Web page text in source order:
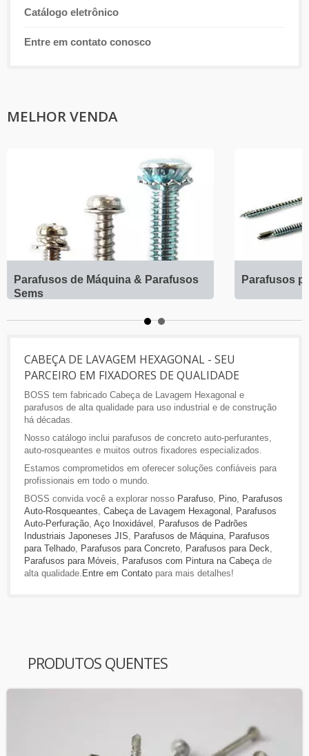
Catálogo eletrônico
Entre em contato conosco
MELHOR VENDA
Parafusos de Máquina & Parafusos
Sems
Parafusos
CABEÇA DE LAVAGEM HEXAGONAL - SEU
PARCEIRO EM FIXADORES DE QUALIDADE
BOSS tem fabricado Cabeça de Lavagem Hexagonal e
parafusos de alta qualidade para uso industrial e de construção
há décadas.
Nosso catálogo inclui parafusos de concreto auto-perfurantes,
auto-rosqueantes e muitos outros fixadores especializados.
Estamos comprometidos em oferecer soluções confiáveis para
profissionais em todo o mundo.
BOSS convida você a explorar nosso Parafuso Pino
Parafusos
Auto-Rosqueantes Cabeça de Lavagem Hexagonal
Parafusos
Auto-Perfuração Aço Inoxidável
Parafusos de Padrões
Industriais Japoneses JIS
Parafusos de Máquina
Parafusos
para Telhado
Parafusos para Concreto Parafusos para Deck
Parafusos para Móveis
Parafusos com Pintura na Cabeça de
alta qualidade. Entre em Contato para mais detalhes!
PRODUTOS QUENTES